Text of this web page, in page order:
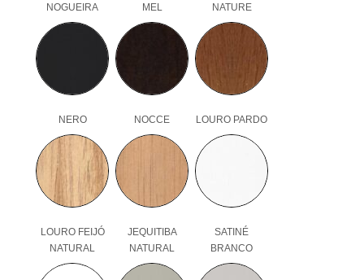
NOGUEIRA MEL NATURE
NERO NOCCE LOURO PARDO
LOURO FEIJÓ
NATURAL
JEQUITIBA
NATURAL
SATINÉ
BRANCO